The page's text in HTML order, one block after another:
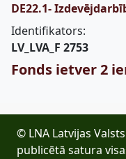
DE22.1-
Identifikators:
LV_LVA_F 2753
Fonds ietver 2
© LNA Latvijas
publicētā satura